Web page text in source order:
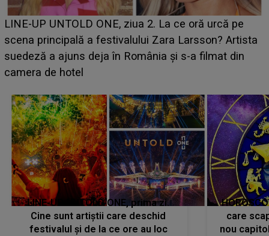
Ce a dezvăluit noua concurentă din "Casa Iubirii"
luat prin surprindere pe Emanuel. CINE ESTE
BĂIATUL VIZAT de Alexandra?! Aflându-se în fața
faptului împlinit, A RECUNOSCUT IMEDIAT: "Am
LINE-UP UNTOLD ONE, prima zi.
Cine sunt artiștii care deschid
festivalul și de la ce ore au loc
care
nou